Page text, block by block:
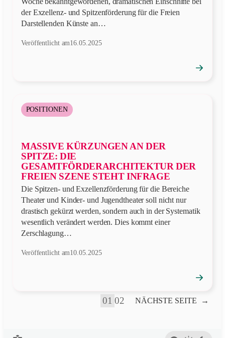
der Exzellenz- und Spitzenförderung für die Freien
Darstellenden Künste an…
Veröffentlicht am16.05.2025
→
POSITIONEN
MASSIVE KÜRZUNGEN AN DER
SPITZE: DIE
GESAMTFÖRDERARCHITEKTUR DER
FREIEN SZENE STEHT INFRAGE
Die Spitzen- und Exzellenzförderung für die Bereiche
Theater und Kinder- und Jugendtheater soll nicht nur
drastisch gekürzt werden, sondern auch in der Systematik
wesentlich verändert werden. Dies kommt einer
Zerschlagung…
Veröffentlicht am10.05.2025
→
01 02 NÄCHSTE SEITE →